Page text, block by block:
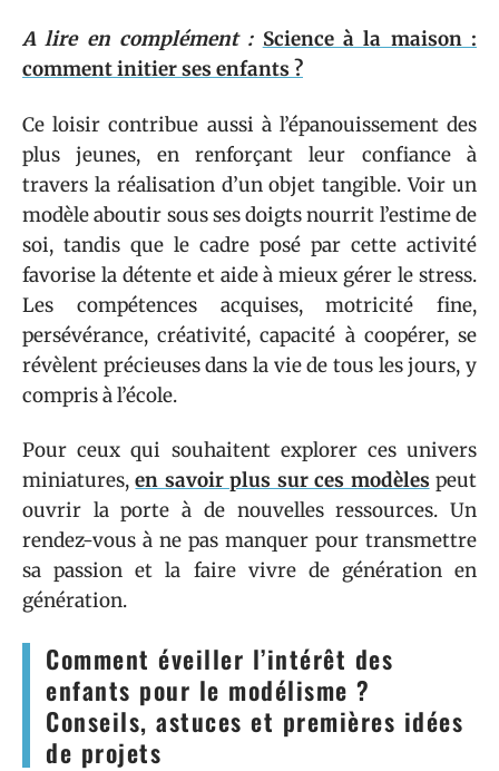
A lire en complément : Science à la maison :
comment initier ses enfants ?
Ce loisir contribue aussi à l’épanouissement des
plus jeunes, en renforçant leur confiance à
travers la réalisation d’un objet tangible. Voir un
modèle aboutir sous ses doigts nourrit l’estime de
soi, tandis que le cadre posé par cette activité
favorise la détente et aide à mieux gérer le stress.
Les compétences acquises, motricité fine,
persévérance, créativité, capacité à coopérer, se
révèlent précieuses dans la vie de tous les jours, y
compris à l’école.
Pour ceux qui souhaitent explorer ces univers
miniatures,en savoir plus sur ces modèles peut
ouvrir la porte à de nouvelles ressources. Un
rendez-vous à ne pas manquer pour transmettre
sa passion et la faire vivre de génération en
génération.
Comment éveiller l’intérêt des
enfants pour le modélisme ?
Conseils, astuces et premières idées
de projets